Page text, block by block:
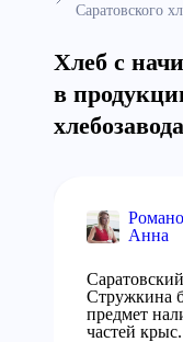
Саратовского
Хлеб с
в
Анна
Стружкина
предмет
частей крыс.